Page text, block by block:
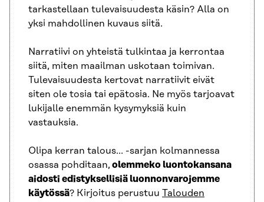
tarkastellaan tulevaisuudesta käsin? Alla on
yksi mahdollinen kuvaus siitä.
Narratiivi on yhteistä tulkintaa ja kerrontaa
siitä, miten maailman uskotaan toimivan.
Tulevaisuudesta kertovat narratiivit eivät
siten ole tosia tai epätosia. Ne myös tarjoavat
lukijalle enemmän kysymyksiä kuin
vastauksia.
Olipa kerran talous… -sarjan kolmannessa
osassa pohditaan,olemmeko luontokansana
aidosti edistyksellisiä luonnonvarojemme
käytössä? Kirjoitus perustuu Talouden